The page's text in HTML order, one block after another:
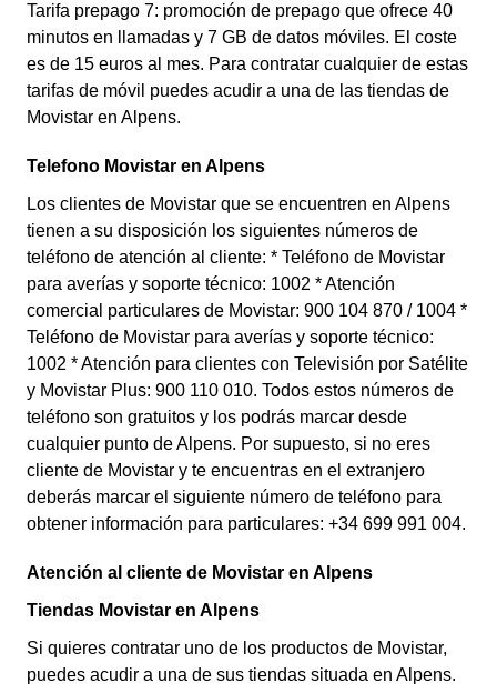
Tarifa prepago 7: promoción de prepago que ofrece 40
minutos en llamadas y 7 GB de datos móviles. El coste
es de 15 euros al mes. Para contratar cualquier de estas
tarifas de móvil puedes acudir a una de las tiendas de
Movistar en Alpens.
Telefono Movistar en Alpens
Los clientes de Movistar que se encuentren en Alpens
tienen a su disposición los siguientes números de
teléfono de atención al cliente: * Teléfono de Movistar
para averías y soporte técnico: 1002 * Atención
comercial particulares de Movistar: 900 104 870 / 1004 *
Teléfono de Movistar para averías y soporte técnico:
1002 * Atención para clientes con Televisión por Satélite
y Movistar Plus: 900 110 010. Todos estos números de
teléfono son gratuitos y los podrás marcar desde
cualquier punto de Alpens. Por supuesto, si no eres
cliente de Movistar y te encuentras en el extranjero
deberás marcar el siguiente número de teléfono para
obtener información para particulares: +34 699 991 004.
Atención al cliente de Movistar en Alpens
Tiendas Movistar en Alpens
Si quieres contratar uno de los productos de Movistar,
puedes acudir a una de sus tiendas situada en Alpens.